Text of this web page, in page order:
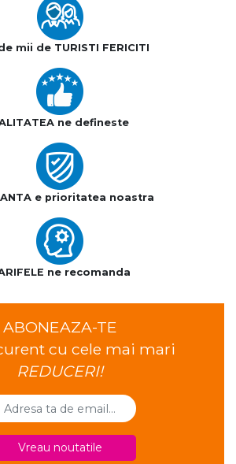
mii de TURISTI FERICITI
ne defineste
e prioritatea noastra
ne recomanda
ABONEAZA-TE
cu cele mai mari
REDUCERI!
Vreau noutatile